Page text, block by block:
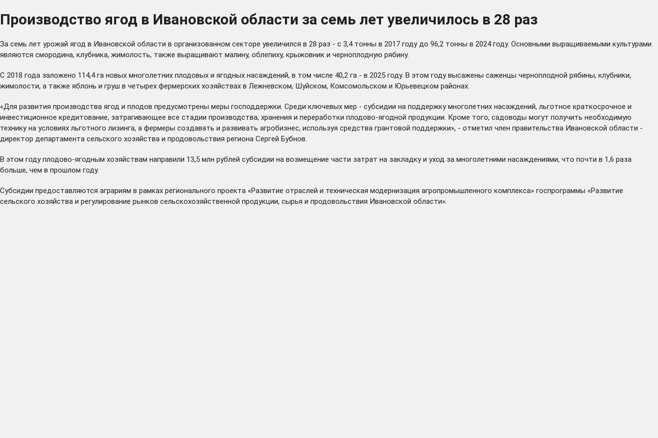
Производство ягод в Ивановской области за семь лет увеличилось в 28 раз
За семь лет урожай ягод в Ивановской области в организованном секторе увеличился в 28 раз - с 3,4 тонны в 2017 году до 96,2 тонны в 2024 году. Основными выращиваемыми культурами
являются смородина, клубника, жимолость, также выращивают малину, облепиху, крыжовник и черноплодную рябину.
С 2018 года заложено 114,4 га новых многолетних плодовых и ягодных насаждений, в том числе 40,2 га - в 2025 году. В этом году высажены саженцы черноплодной рябины, клубники,
жимолости, а также яблонь и груш в четырех фермерских хозяйствах в Лежневском, Шуйском, Комсомольском и Юрьевецком районах.
«Для развития производства ягод и плодов предусмотрены меры господдержки. Среди ключевых мер - субсидии на поддержку многолетних насаждений, льготное краткосрочное и
инвестиционное кредитование, затрагивающее все стадии производства, хранения и переработки плодово-ягодной продукции. Кроме того, садоводы могут получить необходимую
технику на условиях льготного лизинга, а фермеры создавать и развивать агробизнес, используя средства грантовой поддержки», - отметил член правительства Ивановской области -
директор департамента сельского хозяйства и продовольствия региона Сергей Бубнов.
В этом году плодово-ягодным хозяйствам направили 13,5 млн рублей субсидии на возмещение части затрат на закладку и уход за многолетними насаждениями, что почти в 1,6 раза
больше, чем в прошлом году.
Субсидии предоставляются аграриям в рамках регионального проекта «Развитие отраслей и техническая модернизация агропромышленного комплекса» госпрограммы «Развитие
сельского хозяйства и регулирование рынков сельскохозяйственной продукции, сырья и продовольствия Ивановской области».